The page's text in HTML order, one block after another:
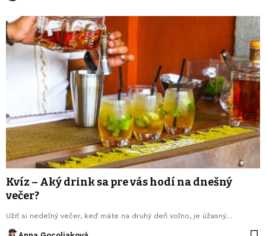
Kvíz – Aký drink sa pre vás hodí na dnešný
večer?
Užiť si nedeľný večer, keď máte na druhý deň voľno, je úžasný…